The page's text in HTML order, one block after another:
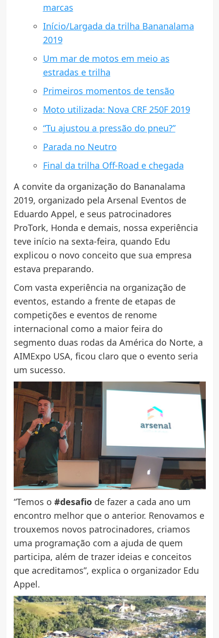
marcas
Início/Largada da trilha Bananalama
2019
Um mar de motos em meio as
estradas e trilha
Primeiros momentos de tensão
Moto utilizada: Nova CRF 250F 2019
“Tu ajustou a pressão do pneu?”
Parada no Neutro
Final da trilha Off-Road e chegada
A convite da organização do Bananalama
2019, organizado pela Arsenal Eventos de
Eduardo Appel, e seus patrocinadores
ProTork, Honda e demais, nossa experiência
teve início na sexta-feira, quando Edu
explicou o novo conceito que sua empresa
estava preparando.
Com vasta experiência na organização de
eventos, estando a frente de etapas de
competições e eventos de renome
internacional como a maior feira do
segmento duas rodas da América do Norte, a
AIMExpo USA, ficou claro que o evento seria
um sucesso.
“Temos o #desafiode fazer a cada ano um
encontro melhor que o anterior. Renovamos e
trouxemos novos patrocinadores, criamos
uma programação com a ajuda de quem
participa, além de trazer ideias e conceitos
que acreditamos”, explica o organizador Edu
Appel.